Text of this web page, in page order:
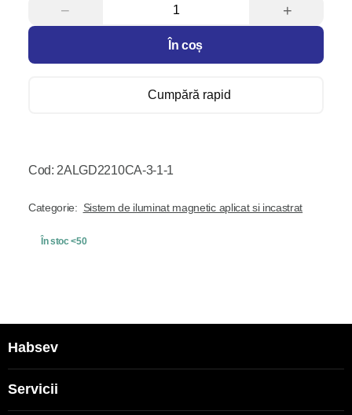
− +
În coș
Cumpără rapid
Cod: 2ALGD2210CA-3-1-1
Categorie: Sistem de iluminat magnetic aplicat si incastrat
În stoc <50
Habsev
Servicii